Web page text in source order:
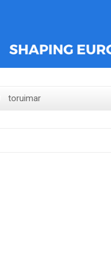
toruimar